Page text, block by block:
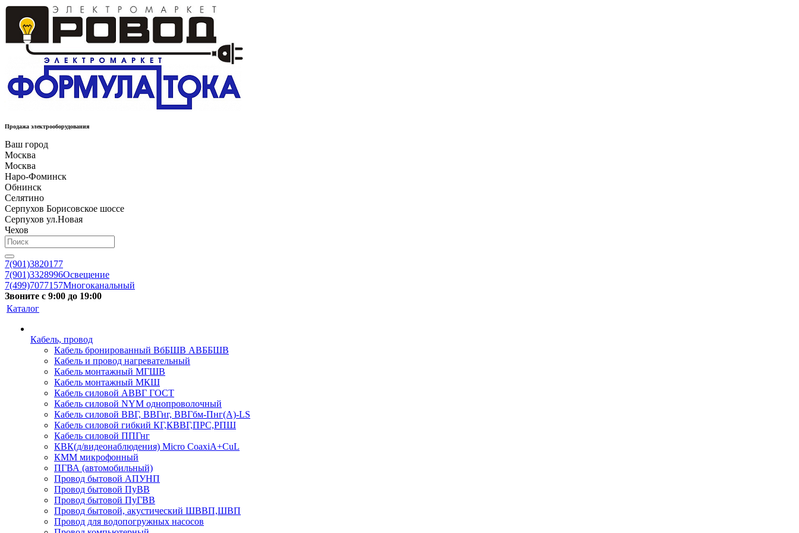
Продажа электрооборудования
Ваш город
Москва
Москва
Наро-Фоминск
Обнинск
Селятино
Серпухов Борисовское шоссе
Серпухов ул.Новая
Чехов
7(901)3820177
7(901)3328996Освещение
7(499)7077157Многоканальный
Звоните с 9:00 до 19:00
Каталог
Кабель, провод
Кабель бронированный ВбБШВ АВББШВ
Кабель и провод нагревательный
Кабель монтажный МГШВ
Кабель монтажный МКШ
Кабель силовой АВВГ ГОСТ
Кабель силовой NYM однопроволочный
Кабель силовой ВВГ, ВВГнг, ВВГбм-Пнг(А)-LS
Кабель силовой гибкий КГ,КВВГ,ПРС,РПШ
Кабель силовой ППГнг
КВК(д/видеонаблюдения) Micro CoaxiA+CuL
КММ микрофонный
ПГВА (автомобильный)
Провод бытовой АПУНП
Провод бытовой ПуВВ
Провод бытовой ПуГВВ
Провод бытовой, акустический ШВВП,ШВП
Провод для водопогружных насосов